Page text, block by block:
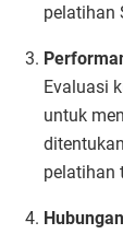
pelatihan
Evaluasi
untuk
pelatihan